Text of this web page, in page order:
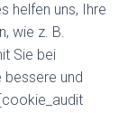
helfen uns, Ihre
wie z. B.
Sie bei
bessere und